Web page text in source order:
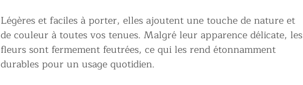
Légères et faciles à porter, elles ajoutent une touche de nature et
de couleur à toutes vos tenues. Malgré leur apparence délicate, les
fleurs sont fermement feutrées, ce qui les rend étonnamment
durables pour un usage quotidien.